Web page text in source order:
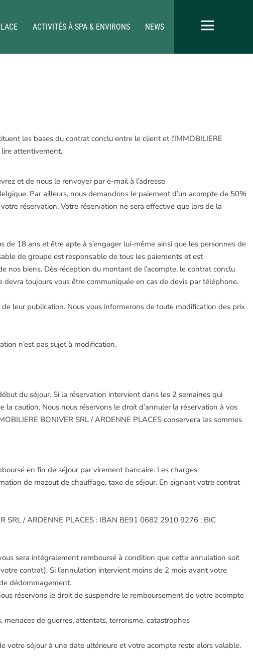
ACTIVITÉS À SPA & ENVIRONS NEWS
les bases du contrat conclu entre le client et l’IMMOBILIERE
lire attentivement.
et de nous le renvoyer par e-mail à l’adresse
Par ailleurs, nous demandons le paiement d’un acompte de 50%
réservation. Votre réservation ne sera effective que lors de la
18 ans et être apte à s’engager lui-même ainsi que les personnes de
de groupe est responsable de tous les paiements et est
nos biens. Dès réception du montant de l’acompte, le contrat conclu
devra toujours vous être communiquée en cas de devis par téléphone.
leur publication. Nous vous informerons de toute modification des prix
n’est pas sujet à modification.
du séjour. Si la réservation intervient dans les 2 semaines qui
caution. Nous nous réservons le droit d’annuler la réservation à vos
BONIVER SRL / ARDENNE PLACES conservera les sommes
en fin de séjour par virement bancaire. Les charges
de mazout de chauffage, taxe de séjour. En signant votre contrat
SRL / ARDENNE PLACES : IBAN BE91 0682 2910 9276 ; BIC
sera intégralement remboursé à condition que cette annulation soit
contrat). Si l’annulation intervient moins de 2 mois avant votre
dédommagement.
réservons le droit de suspendre le remboursement de votre acompte
de guerres, attentats, terrorisme, catastrophes
votre séjour à une date ultérieure et votre acompte reste alors valable.